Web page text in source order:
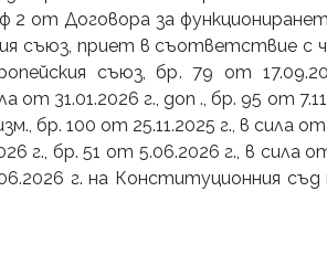
от Договора за
съюз, приет в съответствие с
съюз, бр. 79 от
от 31.01.2026 г., доп ., бр. 95 от
бр. 100 от 25.11.2025 г., в сила от
г., бр. 51 от 5.06.2026 г., в сила
г. на Конституционния